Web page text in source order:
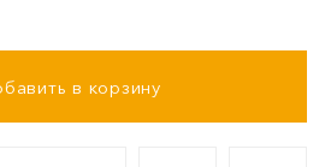
в корзину